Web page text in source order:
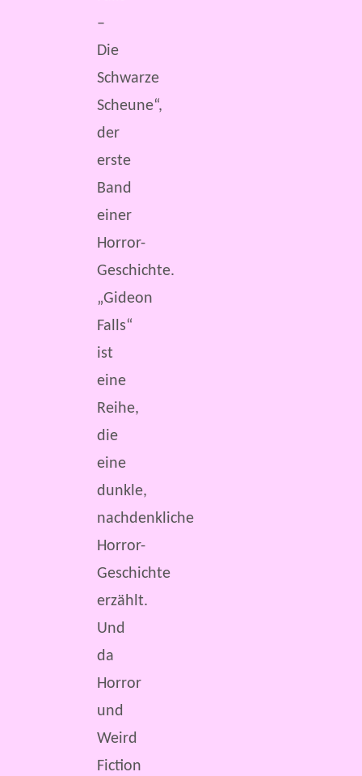
–
Die
Schwarze
Scheune“,
der
erste
Band
einer
Horror-
Geschichte.
„Gideon
Falls“
ist
eine
Reihe,
die
eine
dunkle,
nachdenkliche
Horror-
Geschichte
erzählt.
Und
da
Horror
und
Weird
Fiction